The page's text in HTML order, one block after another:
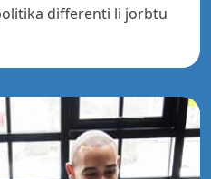
differenti li jorbtu